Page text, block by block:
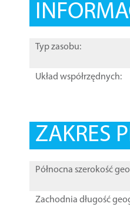
Typ zasobu:
Układ współrzędnych:
ZAKRES
Północna szerokość
Zachodnia długość